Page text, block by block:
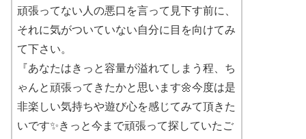
頑張ってない人の悪口を言って見下す前に、
それに気がついていない自分に目を向けてみ
て下さい。
『あなたはきっと容量が溢れてしまう程、ち
ゃんと頑張ってきたかと思います🌼今度は是
非楽しい気持ちや遊び心を感じてみて頂きた
いです✨きっと今まで頑張って探していたご